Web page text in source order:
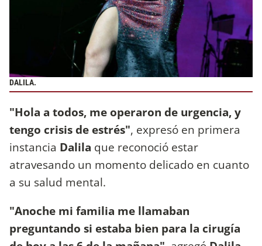
DALILA.
"Hola a todos, me operaron de urgencia, y
tengo crisis de estrés", expresó en primera
instancia Dalila que reconoció estar
atravesando un momento delicado en cuanto
a su salud mental.
"Anoche mi familia me llamaban
preguntando si estaba bien para la cirugía